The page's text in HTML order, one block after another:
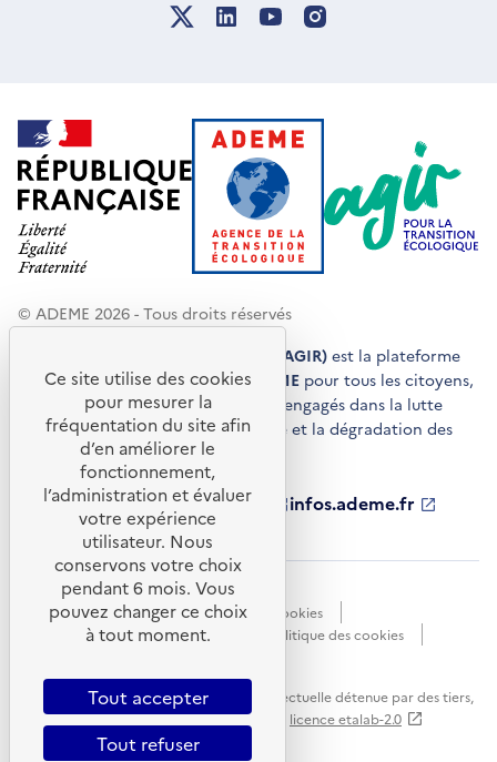
© ADEME 2026 - Tous droits réservés
Agir pour la transition écologique (AGIR) est la plateforme
de conseils et de services de l'ADEME pour tous les citoyens,
acteurs économiques et territoires engagés dans la lutte
contre le réchauffement climatique et la dégradation des
ressources.
ademe.fr
S'ouvre
nouvelle
fenêtre
librairie.ademe.fr
S'ouvre
dans
une
nouvelle
fenêtre
infos.ademe.fr
S'ouvre
nouvelle
ademe.fr/presse
S'ouvre
nouvelle
fenêtre
Accessibilité : non conforme
Données personnelles
Gestion des cookies
Mentions légales
Plan du site
Politique des cookies
dans
nouvelle
Sauf mention explicite de propriété intellectuelle détenue par des tiers,
les contenus de ce site sont proposés sous licence etalab-2.0
Ce site utilise des cookies
pour mesurer la
fréquentation du site afin
d’en améliorer le
fonctionnement,
l’administration et évaluer
votre expérience
utilisateur. Nous
conservons votre choix
pendant 6 mois. Vous
pouvez changer ce choix
à tout moment.
Tout accepter
Tout refuser